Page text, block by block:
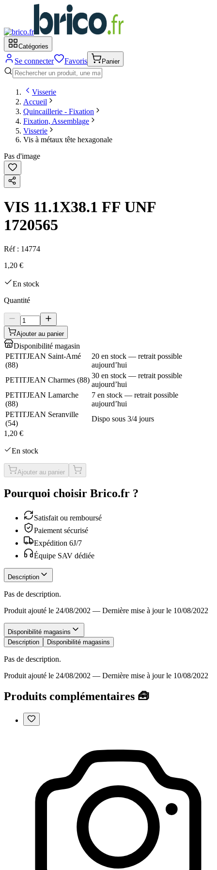
Catégories
Se connecter Favoris Panier
Visserie
Accueil
Quincaillerie - Fixation
Fixation, Assemblage
Visserie
Vis à métaux tête hexagonale
Pas d'image
VIS 11.1X38.1 FF UNF
1720565
Réf : 14774
1,20 €
En stock
Quantité
Ajouter au panier
Disponibilité magasin
PETITJEAN Saint-Amé
(88)
20 en stock — retrait possible
aujourd’hui
PETITJEAN Charmes (88)
30 en stock — retrait possible
aujourd’hui
PETITJEAN Lamarche
(88)
7 en stock — retrait possible
aujourd’hui
PETITJEAN Seranville
(54)
Dispo sous 3/4 jours
1,20 €
En stock
Ajouter au panier
Pourquoi choisir Brico.fr ?
Satisfait ou remboursé
Paiement sécurisé
Expédition 6J/7
Équipe SAV dédiée
Description
Pas de description.
Produit ajouté le 24/08/2002 — Dernière mise à jour le 10/08/2022
Disponibilité magasins
Description
Disponibilité magasins
Pas de description.
Produit ajouté le 24/08/2002 — Dernière mise à jour le 10/08/2022
Produits complémentaires 🧰